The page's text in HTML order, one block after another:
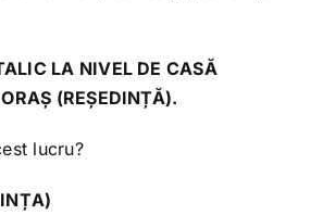
LA NIVEL DE CASĂ
(REȘEDINȚĂ).
lucru?